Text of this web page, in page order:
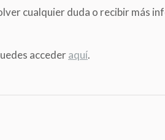
cualquier duda o recibir más
accederaquí.